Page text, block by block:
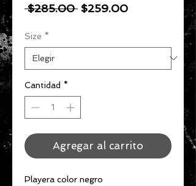
$285.00 Precio
$259.00Precio
Size *
Cantidad *
Agregar al carrito
Playera color negro